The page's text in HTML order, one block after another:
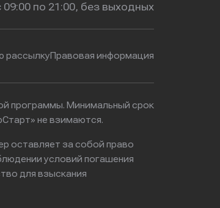
09:00 по 21:00, без выходных
рассылкуПравовая информация
программы. Минимальный срок
не взимаются.
оставляет за собой право
условий погашения
для взыскания